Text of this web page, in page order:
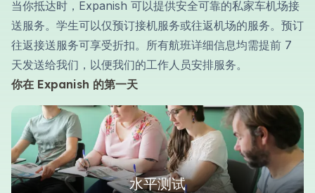
当你抵达时，Expanish 可以提供安全可靠的私家车机场接
送服务。学生可以仅预订接机服务或往返机场的服务。预订
往返接送服务可享受折扣。所有航班详细信息均需提前 7
天发送给我们，以便我们的工作人员安排服务。
你在 Expanish 的第一天
水平测试